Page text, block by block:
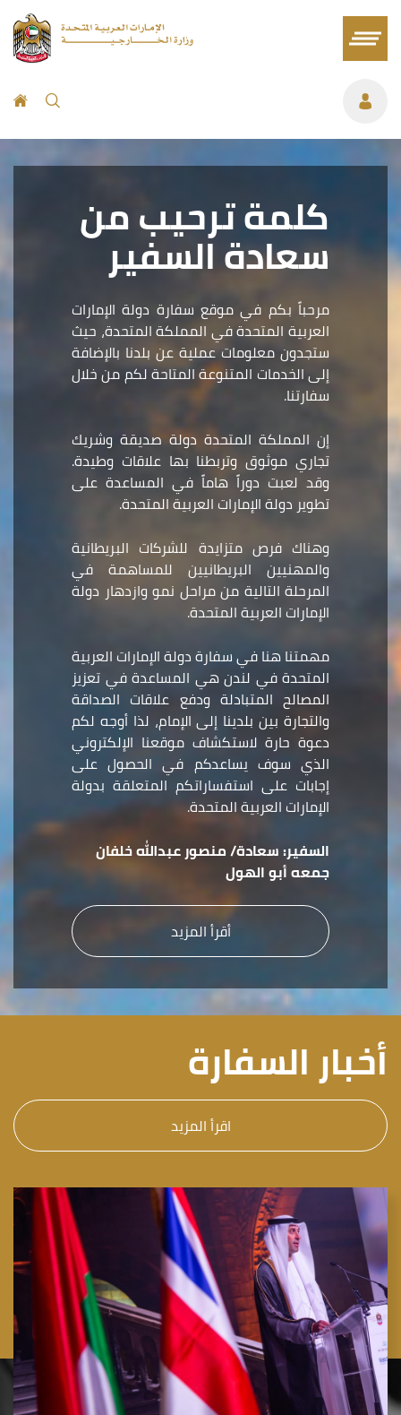
كلمة ترحيب من
سعادة السفير
مرحباً بكم في موقع سفارة دولة الإمارات
العربية المتحدة في المملكة المتحدة، حيث
ستجدون معلومات عملية عن بلدنا بالإضافة
إلى الخدمات المتنوعة المتاحة لكم من خلال
سفارتنا.
إن المملكة المتحدة دولة صديقة وشريك
تجاري موثوق وتربطنا بها علاقات وطيدة.
وقد لعبت دوراً هاماً في المساعدة على
تطوير دولة الإمارات العربية المتحدة.
وهناك فرص متزايدة للشركات البريطانية
والمهنيين البريطانيين للمساهمة في
المرحلة التالية من مراحل نمو وازدهار دولة
الإمارات العربية المتحدة.
مهمتنا هنا في سفارة دولة الإمارات العربية
المتحدة في لندن هي المساعدة في تعزيز
المصالح المتبادلة ودفع علاقات الصداقة
والتجارة بين بلدينا إلى الإمام، لذا أوجه لكم
دعوة حارة لاستكشاف موقعنا الإلكتروني
الذي سوف يساعدكم في الحصول على
إجابات على استفساراتكم المتعلقة بدولة
الإمارات العربية المتحدة.
السفير:سعادة/ منصور عبدالله خلفان
جمعه أبو الهول
أقرأ المزيد
أخبار السفارة
اقرأ المزيد